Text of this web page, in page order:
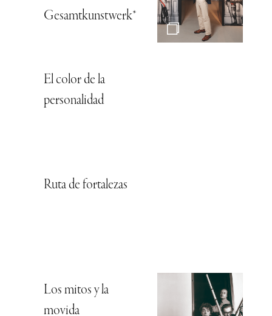
Gesamtkunstwerk*
El color de la
personalidad
Ruta de fortalezas
Los mitos y la
movida